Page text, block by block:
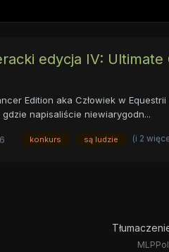
edycja IV: Ultimate
Edition aka Człowiek w
napisaliście niewiarygodn...
6 konkurs są ludzie (i 2